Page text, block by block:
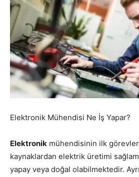
Elektronik Mühendisi Ne İş Yapar?
Elektronik mühendisinin ilk
kaynaklardan elektrik üretimi
yapay veya doğal olabilmektedir.